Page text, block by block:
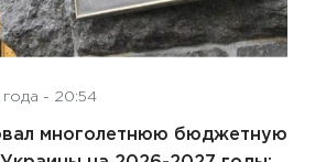
года - 20:54
многолетнюю бюджетную